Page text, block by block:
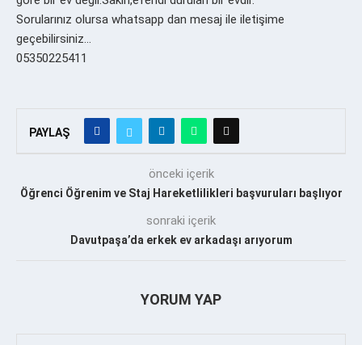
Sorularınız olursa whatsapp dan mesaj ile iletişime
geçebilirsiniz…
05350225411
PAYLAŞ
önceki içerik
Öğrenci Öğrenim ve Staj Hareketlilikleri başvuruları başlıyor
sonraki içerik
Davutpaşa’da erkek ev arkadaşı arıyorum
YORUM YAP